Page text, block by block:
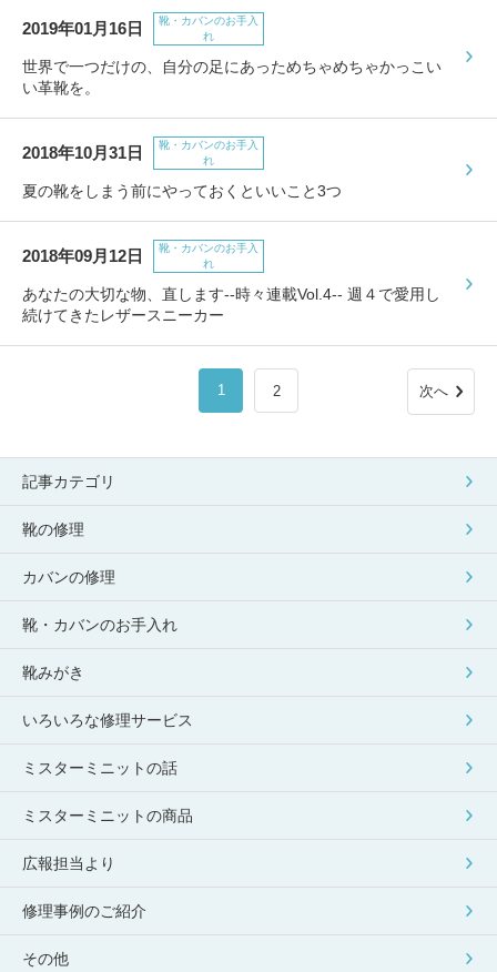
2019年01月16日
靴・カバンのお手入
れ
世界で一つだけの、自分の足にあっためちゃめちゃかっこい
い革靴を。
2018年10月31日
靴・カバンのお手入
れ
夏の靴をしまう前にやっておくといいこと3つ
2018年09月12日
靴・カバンのお手入
れ
あなたの大切な物、直します--時々連載Vol.4-- 週４で愛用し
続けてきたレザースニーカー
1 2 次へ
記事カテゴリ
靴の修理
カバンの修理
靴・カバンのお手入れ
靴みがき
いろいろな修理サービス
ミスターミニットの話
ミスターミニットの商品
広報担当より
修理事例のご紹介
その他